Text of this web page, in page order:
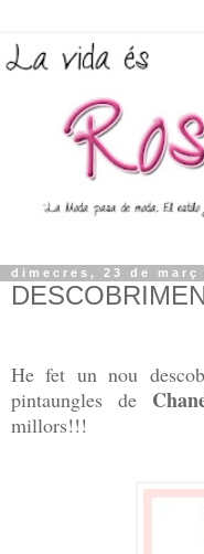
dimecres, 23 de març
He fet un nou
pintaungles de
millors!!!